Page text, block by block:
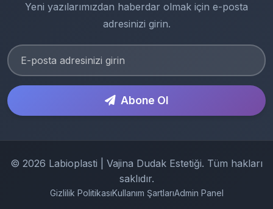
Yeni yazılarımızdan haberdar olmak için e-posta
adresinizi girin.
Abone Ol
© 2026 Labioplasti | Vajina Dudak Estetiği. Tüm hakları
saklıdır.
Gizlilik PolitikasıKullanım ŞartlarıAdmin Panel